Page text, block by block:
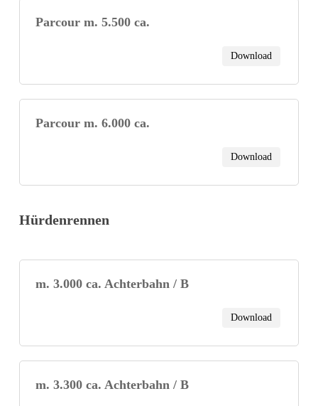
Parcour m. 5.500 ca.
Download
Parcour m. 6.000 ca.
Download
Hürdenrennen
m. 3.000 ca. Achterbahn / B
Download
m. 3.300 ca. Achterbahn / B